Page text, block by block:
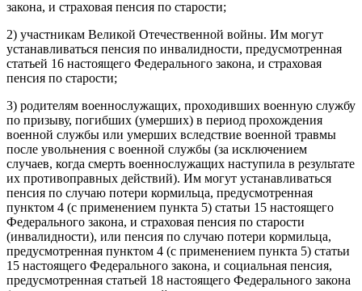
закона, и страховая пенсия по старости;
2) участникам Великой Отечественной войны. Им могут
устанавливаться пенсия по инвалидности, предусмотренная
статьей 16 настоящего Федерального закона, и страховая
пенсия по старости;
3) родителям военнослужащих, проходивших военную службу
по призыву, погибших (умерших) в период прохождения
военной службы или умерших вследствие военной травмы
после увольнения с военной службы (за исключением
случаев, когда смерть военнослужащих наступила в результате
их противоправных действий). Им могут устанавливаться
пенсия по случаю потери кормильца, предусмотренная
пунктом 4 (с применением пункта 5) статьи 15 настоящего
Федерального закона, и страховая пенсия по старости
(инвалидности), или пенсия по случаю потери кормильца,
предусмотренная пунктом 4 (с применением пункта 5) статьи
15 настоящего Федерального закона, и социальная пенсия,
предусмотренная статьей 18 настоящего Федерального закона